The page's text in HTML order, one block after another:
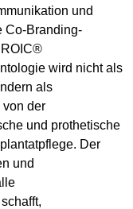
und
Co-Branding-
wird nicht als
als
der
und prothetische
Der
und